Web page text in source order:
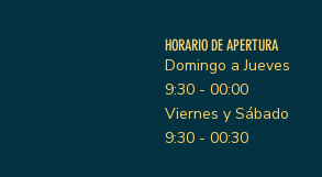
HORARIO DE APERTURA
Domingo a Jueves
9:30 - 00:00
Viernes y Sábado
9:30 - 00:30